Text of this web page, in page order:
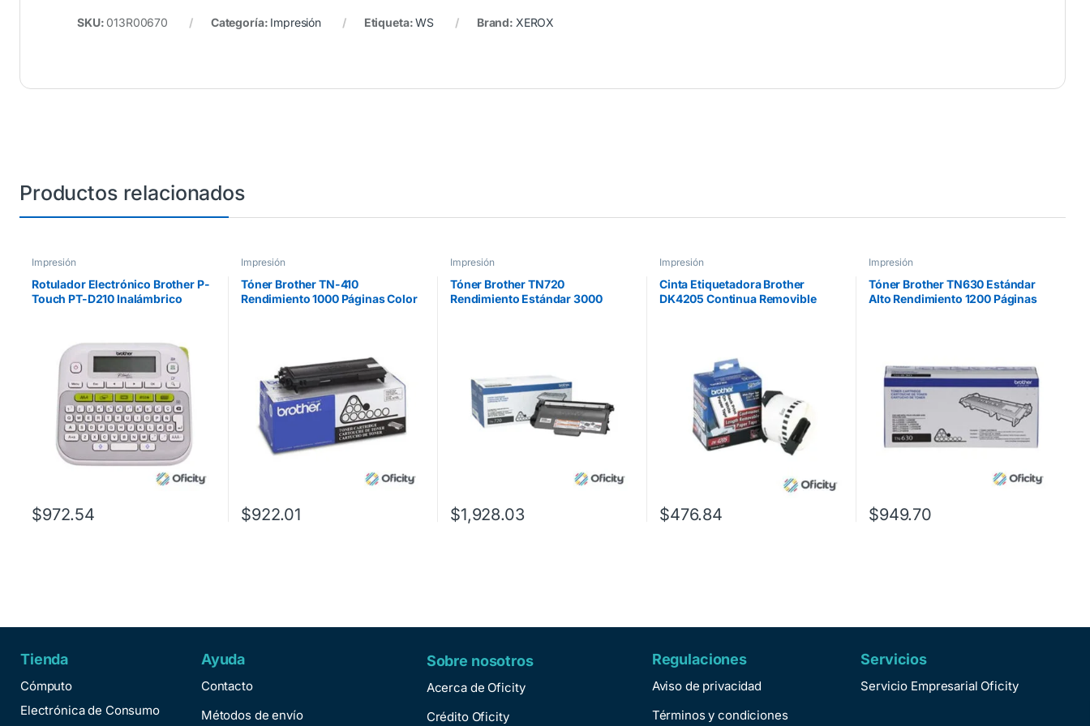
SKU: 013R00670 Categoría: Impresión Etiqueta:WS Brand: XEROX
Productos relacionados
Impresión
Rotulador Electrónico Brother P-
Touch PT-D210 Inalámbrico
$972.54
Impresión
Tóner Brother TN-410
Rendimiento 1000 Páginas Color
$922.01
Impresión
Tóner Brother TN720
Rendimiento Estándar 3000
$1,928.03
Impresión
Cinta Etiquetadora Brother
DK4205 Continua Removible
$476.84
Impresión
Tóner Brother TN630 Estándar
Alto Rendimiento 1200 Páginas
$949.70
Tienda
Cómputo
Electrónica de Consumo
Ayuda
Contacto
Métodos de envío
Sobre nosotros
Acerca de Oficity
Crédito Oficity
Regulaciones
Aviso de privacidad
Términos y condiciones
Servicios
Servicio Empresarial Oficity